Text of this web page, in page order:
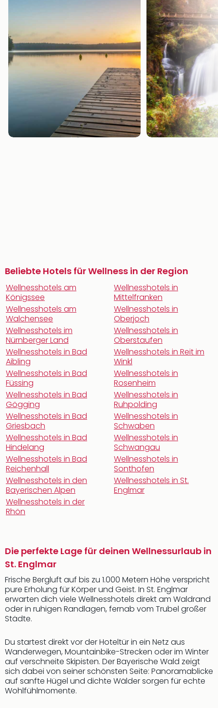
Beliebte Hotels für Wellness in der Region
Wellnesshotels am
Königssee
Wellnesshotels am
Walchensee
Wellnesshotels im
Nürnberger Land
Wellnesshotels in Bad
Aibling
Wellnesshotels in Bad
Füssing
Wellnesshotels in Bad
Gögging
Wellnesshotels in Bad
Griesbach
Wellnesshotels in Bad
Hindelang
Wellnesshotels in Bad
Reichenhall
Wellnesshotels in den
Bayerischen Alpen
Wellnesshotels in der
Rhön
Wellnesshotels in
Mittelfranken
Wellnesshotels in
Oberjoch
Wellnesshotels in
Oberstaufen
Wellnesshotels in Reit im
Winkl
Wellnesshotels in
Rosenheim
Wellnesshotels in
Ruhpolding
Wellnesshotels in
Schwaben
Wellnesshotels in
Schwangau
Wellnesshotels in
Sonthofen
Wellnesshotels in St.
Englmar
Die perfekte Lage für deinen Wellnessurlaub in
St. Englmar
Frische Bergluft auf bis zu 1.000 Metern Höhe verspricht
pure Erholung für Körper und Geist. In St. Englmar
erwarten dich viele Wellnesshotels direkt am Waldrand
oder in ruhigen Randlagen, fernab vom Trubel großer
Städte.
Du startest direkt vor der Hoteltür in ein Netz aus
Wanderwegen, Mountainbike-Strecken oder im Winter
auf verschneite Skipisten. Der Bayerische Wald zeigt
sich dabei von seiner schönsten Seite: Panoramablicke
auf sanfte Hügel und dichte Wälder sorgen für echte
Wohlfühlmomente.